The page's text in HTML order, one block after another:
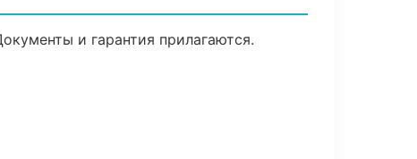
и гарантия прилагаются.